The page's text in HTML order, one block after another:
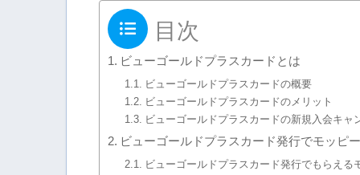
目次
ビューゴールドプラスカードとは
ビューゴールドプラスカードの概要
ビューゴールドプラスカードのメリット
ビューゴールドプラスカードの新規入会キャ
ビューゴールドプラスカード発行でモッピ
ビューゴールドプラスカード発行でもらえる